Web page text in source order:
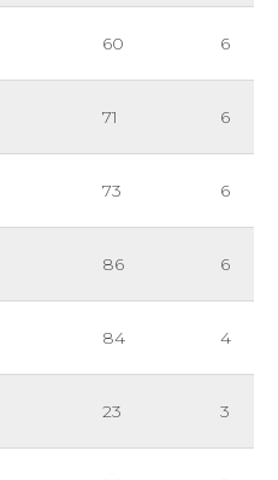
60 6
71 6
73 6
86 6
84 4
23 3